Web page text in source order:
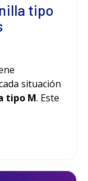
tipo
situación
tipo M. Este